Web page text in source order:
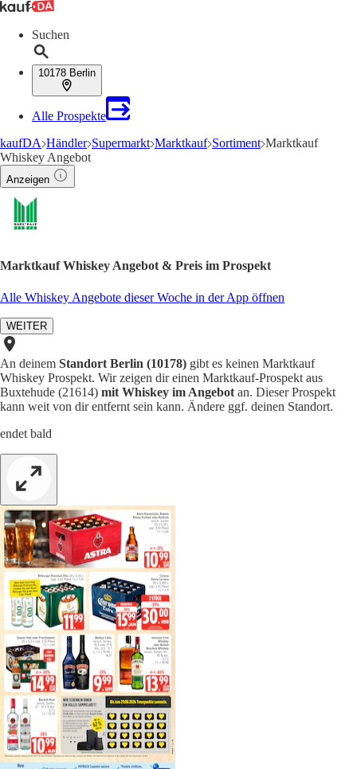
Suchen
10178 Berlin
Alle Prospekte
kaufDA Händler Supermarkt Marktkauf Sortiment Marktkauf
Whiskey Angebot
Anzeigen
Marktkauf Whiskey Angebot & Preis im Prospekt
Alle Whiskey Angebote dieser Woche in der App öffnen
WEITER
An deinem Standort Berlin (10178) gibt es keinen Marktkauf
Whiskey Prospekt. Wir zeigen dir einen Marktkauf-Prospekt aus
Buxtehude (21614) mit Whiskey im Angebot an. Dieser Prospekt
kann weit von dir entfernt sein kann. Ändere ggf. deinen Standort.
endet bald